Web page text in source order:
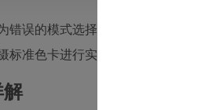
误的模式选择会导致最终图像出
准色卡进行实验性判断。